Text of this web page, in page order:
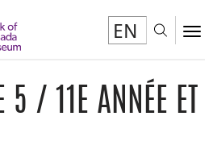
EN
5 / 11E ANNÉE ET